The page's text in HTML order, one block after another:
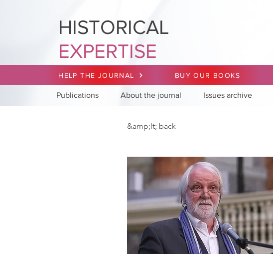
HISTORICAL
EXPERTISE
HELP THE JOURNAL BUY OUR BOOKS
Publications About the journal Issues archive
&amp;lt; back